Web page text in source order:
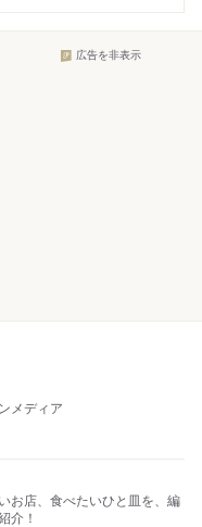
広告を非表示
メディア
お店、食べたいひと皿を、編
介！